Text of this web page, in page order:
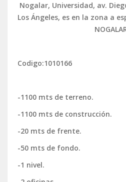
Nogalar, Universidad, av.
Los Ángeles, es en la zona a
Codigo:1010166
-1100 mts de terreno.
-1100 mts de construcción.
-20 mts de frente.
-50 mts de fondo.
-1 nivel.